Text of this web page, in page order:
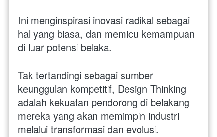
Ini menginspirasi inovasi radikal sebagai
hal yang biasa, dan memicu kemampuan
di luar potensi belaka.
Tak tertandingi sebagai sumber
keunggulan kompetitif, Design Thinking
adalah kekuatan pendorong di belakang
mereka yang akan memimpin industri
melalui transformasi dan evolusi.